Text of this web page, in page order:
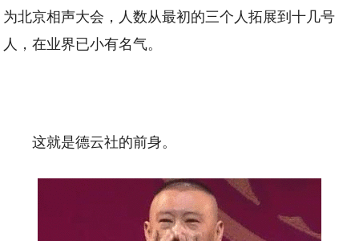
为北京相声大会，人数从最初的三个人拓展到十几号
人，在业界已小有名气。
这就是德云社的前身。